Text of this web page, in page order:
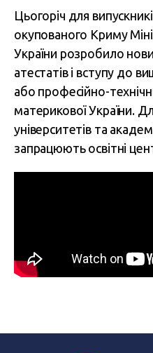
Цьогоріч для
окупованого Криму
України розробило
атестатів і вступу до
або професійно-
материкової України.
університетів та
запрацюють освітні